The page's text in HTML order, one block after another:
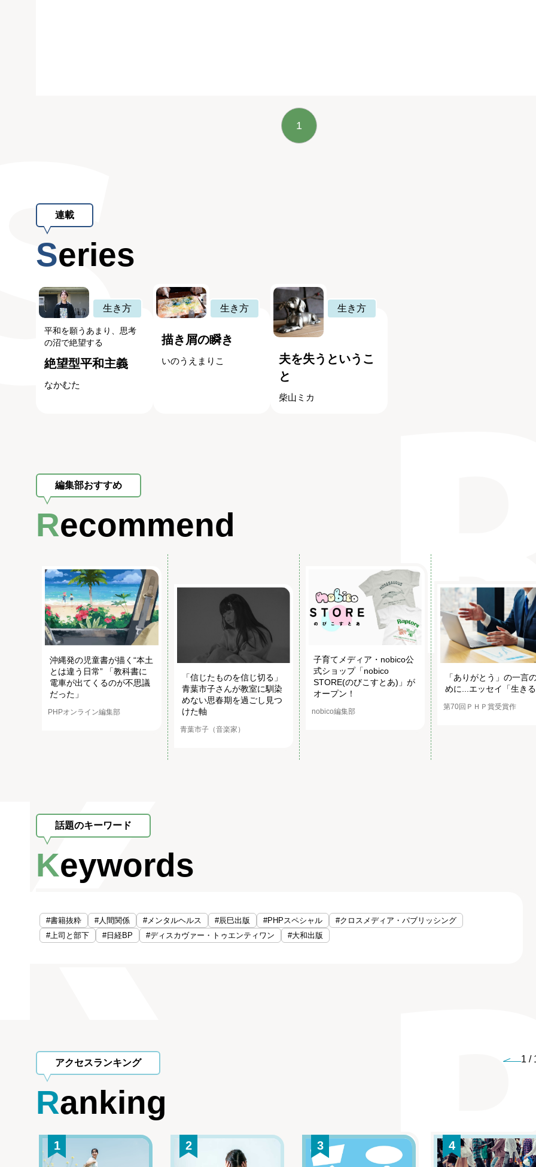
1
連載
Series
生き方
平和を願うあまり、思考
の沼で絶望する
絶望型平和主義
なかむた
生き方
描き屑の瞬き
いのうえまりこ
生き方
夫を失うというこ
と
柴山ミカ
編集部おすすめ
Recommend
沖縄発の児童書が描く“本土
とは違う日常” 「教科書に
電車が出てくるのが不思議
だった」
PHPオンライン編集部
「信じたものを信じ切る」
青葉市子さんが教室に馴染
めない思春期を過ごし見つ
けた軸
青葉市子（音楽家）
子育てメディア・nobico公
式ショップ「nobico
STORE(のびこすとあ)」が
オープン！
nobico編集部
「ありがとう」の一言
めに...エッセイ「生き
第70回ＰＨＰ賞受賞作
話題のキーワード
Keywords
#書籍抜粋 #人間関係 #メンタルヘルス #辰巳出版 #PHPスペシャル
#クロスメディア・パブリッシング
#上司と部下
#日経BP #ディスカヴァー・トゥエンティワン #大和出版
アクセスランキング
Ranking
1 /
1 2 3 4